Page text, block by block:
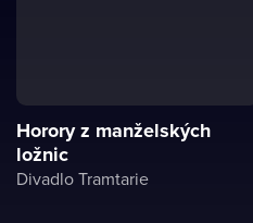
Horory z manželských
ložnic
Divadlo Tramtarie